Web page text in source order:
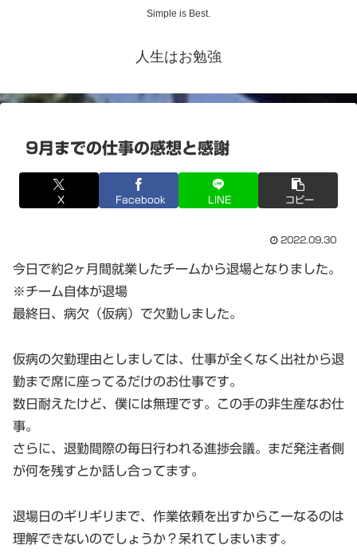
Simple is Best.
人生はお勉強
9月までの仕事の感想と感謝
X Facebook LINE コピー
2022.09.30
今日で約2ヶ月間就業したチームから退場となりました。
※チーム自体が退場
最終日、病欠（仮病）で欠勤しました。
仮病の欠勤理由としましては、仕事が全くなく出社から退
勤まで席に座ってるだけのお仕事です。
数日耐えたけど、僕には無理です。この手の非生産なお仕
事。
さらに、退勤間際の毎日行われる進捗会議。まだ発注者側
が何を残すとか話し合ってます。
退場日のギリギリまで、作業依頼を出すからこーなるのは
理解できないのでしょうか？呆れてしまいます。